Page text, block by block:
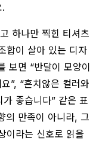
하나만 찍힌 티셔츠
합이 살아 있는 디자
보면 “반달이 모양이
”, “흔치않은 컬러와
좋습니다” 같은 표
의 만족이 아니라, 그
이라는 신호로 읽을